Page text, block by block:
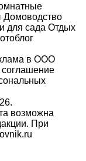
Домоводство
для сада Отдых
в ООО
соглашение
возможна
При